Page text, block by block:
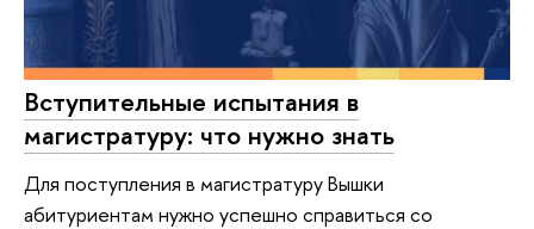
Вступительные испытания в
магистратуру: что нужно знать
Для поступления в магистратуру Вышки
абитуриентам нужно успешно справиться со